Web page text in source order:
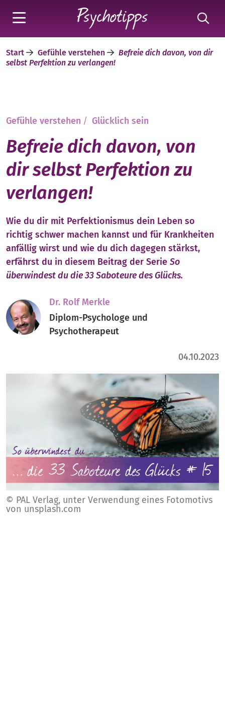
Start Gefühle verstehen
Befreie dich davon, von dir
selbst Perfektion zu verlangen!
Gefühle verstehen / Glücklich sein
Befreie dich davon, von
dir selbst Perfektion zu
verlangen!
Wie du dir mit Perfektionismus dein Leben so
richtig schwer machen kannst und für Krankheiten
anfällig wirst und wie du dich dagegen stärkst,
erfährst du in diesem Beitrag der Serie So
überwindest du die 33 Saboteure des Glücks.
Dr. Rolf Merkle
Diplom-Psychologe und
Psychotherapeut
04.10.2023
© PAL Verlag, unter Verwendung eines Fotomotivs
von unsplash.com